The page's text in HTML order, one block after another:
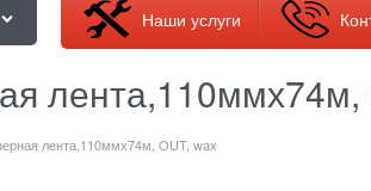
Наши услуги
лента,110ммх74м,
лента,110ммх74м, OUT, wax